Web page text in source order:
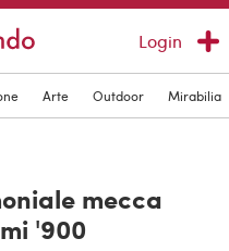
Login
Arte Outdoor Mirabilia
mecca
'900